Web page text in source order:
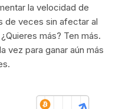
la velocidad de
de veces sin afectar al
más? Ten más.
vez para ganar aún más